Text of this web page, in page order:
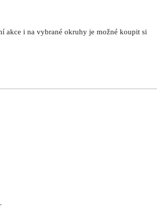
akce i na vybrané okruhy je možné koupit si